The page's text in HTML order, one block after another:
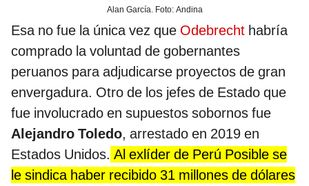
Alan García. Foto: Andina
Esa no fue la única vez que Odebrecht habría
comprado la voluntad de gobernantes
peruanos para adjudicarse proyectos de gran
envergadura. Otro de los jefes de Estado que
fue involucrado en supuestos sobornos fue
Alejandro Toledo, arrestado en 2019 en
Estados Unidos. Al exlíder de Perú Posible se
le sindica haber recibido 31 millones de dólares